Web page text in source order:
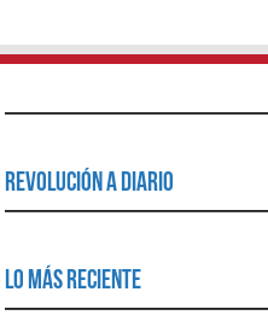
Revolución a Diario
Lo Más Reciente